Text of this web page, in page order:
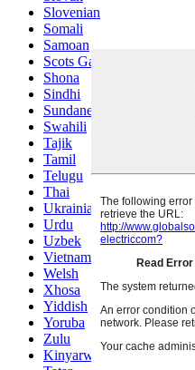
Slovenian
Somali
Samoan
Scots Gaelic
Shona
Sindhi
Sundanese
Swahili
Tajik
Tamil
Telugu
Thai
Ukrainian
Urdu
Uzbek
Vietnamese
Welsh
Xhosa
Yiddish
Yoruba
Zulu
Kinyarwanda